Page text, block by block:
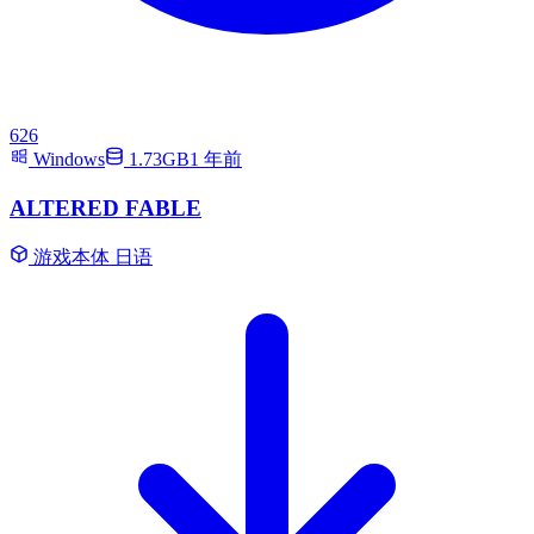
626
Windows
1.73GB1 年前
ALTERED FABLE
游戏本体 日语